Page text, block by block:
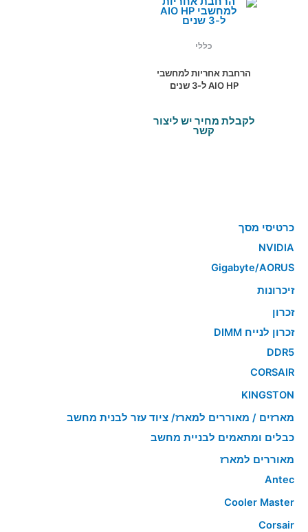
כרטיסי מסך
NVIDIA
Gigabyte/AORUS
זיכרונות
זכרון
זכרון לנייח DIMM
DDR5
CORSAIR
KINGSTON
מארזים / מאוררים למארז/ ציוד עזר לבנית מחשב
כבלים ומתאמים לבניית מחשב
מאוררים למארז
Antec
Cooler Master
Corsair
כללי
הרחבת אחריות למחשבי
AIO HP ל-3 שנים
לקבלת מחיר יש ליצור
קשר